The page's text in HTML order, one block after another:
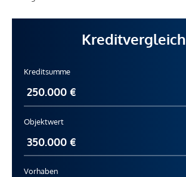
Kreditvergleich
Kreditsumme
Objektwert
Vorhaben